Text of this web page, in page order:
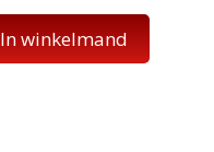
In winkelmand